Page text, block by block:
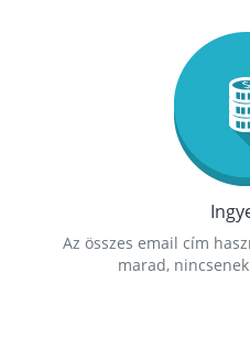
Az összes email cím
marad,